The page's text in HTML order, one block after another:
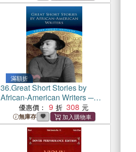
滿額折
36.Great Short Stories by
African-American Writers ─
Dover Thrift Edition
優惠價： 9 308
無庫存